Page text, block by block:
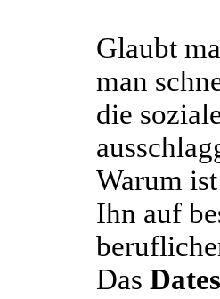
Glaubt
man
die
Warum
Ihn auf
Das Dates